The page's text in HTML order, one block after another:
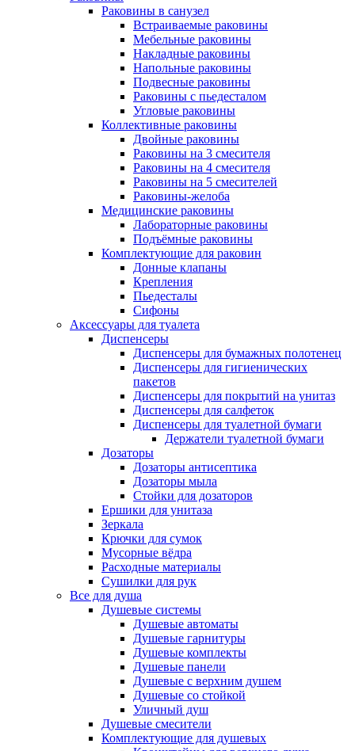
Раковины в санузел
Встраиваемые раковины
Мебельные раковины
Накладные раковины
Напольные раковины
Подвесные раковины
Раковины с пьедесталом
Угловые раковины
Коллективные раковины
Двойные раковины
Раковины на 3 смесителя
Раковины на 4 смесителя
Раковины на 5 смесителей
Раковины-желоба
Медицинские раковины
Лабораторные раковины
Подъёмные раковины
Комплектующие для раковин
Донные клапаны
Крепления
Пьедесталы
Сифоны
Аксессуары для туалета
Диспенсеры
Диспенсеры для бумажных полотенец
Диспенсеры для гигиенических
пакетов
Диспенсеры для покрытий на унитаз
Диспенсеры для салфеток
Диспенсеры для туалетной бумаги
Держатели туалетной бумаги
Дозаторы
Дозаторы антисептика
Дозаторы мыла
Стойки для дозаторов
Ершики для унитаза
Зеркала
Крючки для сумок
Мусорные вёдра
Расходные материалы
Сушилки для рук
Все для душа
Душевые системы
Душевые автоматы
Душевые гарнитуры
Душевые комплекты
Душевые панели
Душевые с верхним душем
Душевые со стойкой
Уличный душ
Душевые смесители
Комплектующие для душевых